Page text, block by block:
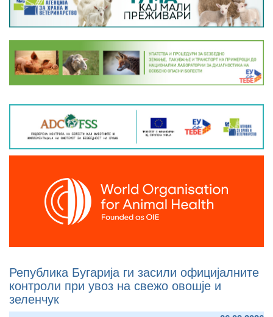
Република Бугарија ги засили официјалните
контроли при увоз на свежо овошје и
зеленчук